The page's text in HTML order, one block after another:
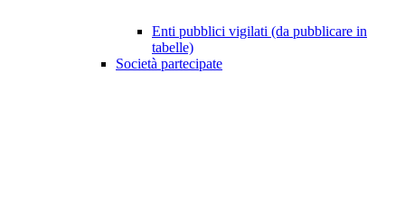
Enti pubblici vigilati (da pubblicare in
tabelle)
Società partecipate